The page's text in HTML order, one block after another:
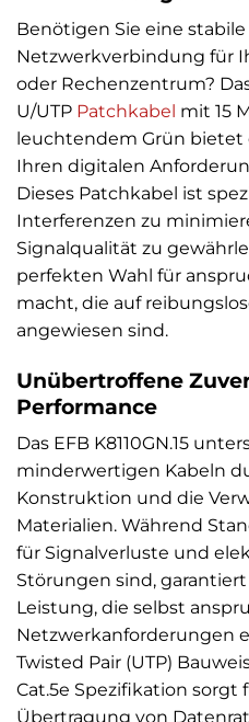
Benötigen Sie eine
Netzwerkverbindung für
oder Rechenzentrum? Das
U/UTP Patchkabel mit 15
leuchtendem Grün bietet
Ihren digitalen
Dieses Patchkabel ist
Interferenzen zu
Signalqualität zu
perfekten Wahl für
macht, die auf
angewiesen sind.
Unübertroffene
Performance
Das EFB K8110GN.15
minderwertigen Kabeln
Konstruktion und die
Materialien. Während
für Signalverluste und
Störungen sind, garantiert
Leistung, die selbst
Netzwerkanforderungen
Twisted Pair (UTP)
Cat.5e Spezifikation
Übertragung von